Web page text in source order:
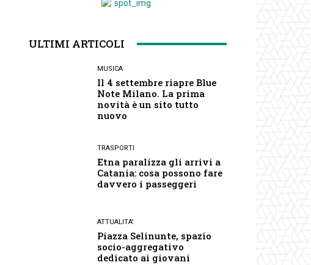
ULTIMI ARTICOLI
MUSICA
Il 4 settembre riapre Blue
Note Milano. La prima
novità è un sito tutto
nuovo
TRASPORTI
Etna paralizza gli arrivi a
Catania: cosa possono fare
davvero i passeggeri
ATTUALITA'
Piazza Selinunte, spazio
socio-aggregativo
dedicato ai giovani